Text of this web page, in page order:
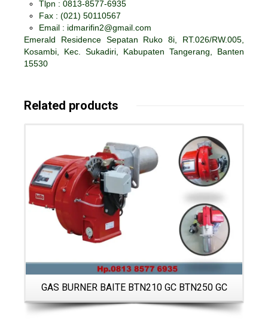
Tlpn : 0813-8577-6935
Fax : (021) 50110567
Email : idmarifin2@gmail.com
Emerald Residence Sepatan Ruko 8i, RT.026/RW.005,
Kosambi, Kec. Sukadiri, Kabupaten Tangerang, Banten
15530
Related products
GAS BURNER BAITE BTN210 GC BTN250 GC